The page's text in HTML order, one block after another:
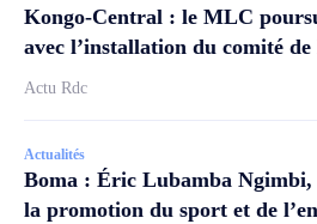
Kongo-Central : le MLC
avec l’installation du comité
Actu Rdc
Actualités
Boma : Éric Lubamba
la promotion du sport et de